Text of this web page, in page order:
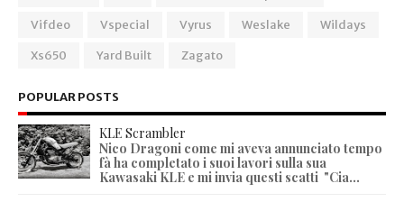
Vifdeo
Vspecial Vyrus Weslake
Wildays
Xs650
Yard Built Zagato
POPULAR POSTS
KLE Scrambler
Nico Dragoni come mi aveva annunciato tempo
fà ha completato i suoi lavori sulla sua
Kawasaki KLE e mi invia questi scatti "Cia...